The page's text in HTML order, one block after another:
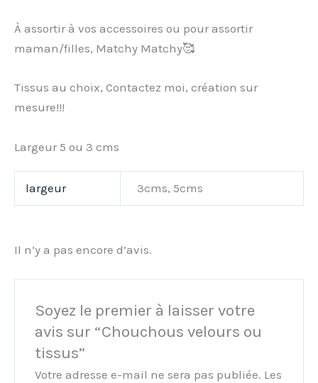
À assortir à vos accessoires ou pour assortir
maman/filles, Matchy Matchy🥰
Tissus au choix, Contactez moi, création sur
mesure!!!
Largeur 5 ou 3 cms
largeur 3cms, 5cms
Il n’y a pas encore d’avis.
Soyez le premier à laisser votre
avis sur “Chouchous velours ou
tissus”
Votre adresse e-mail ne sera pas publiée. Les